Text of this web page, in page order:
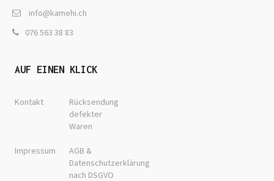
info@kamehi.ch
076 563 38 83
AUF EINEN KLICK
Kontakt
Rücksendung
defekter
Waren
Impressum
AGB &
Datenschutzerklärung
nach DSGVO